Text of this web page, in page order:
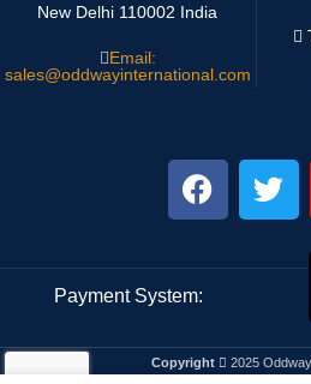
New Delhi 110002 India
Email:
sales@oddwayinternational.com
Payment System:
Copyright 2025